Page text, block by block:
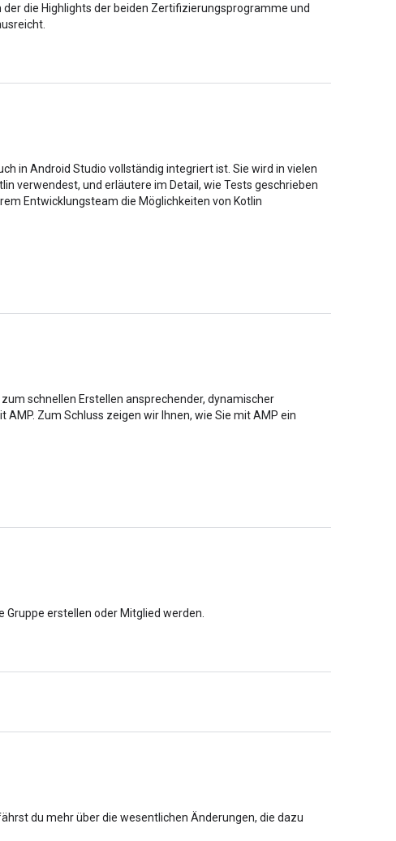
die Highlights der beiden Zertifizierungsprogramme und
in Android Studio vollständig integriert ist. Sie wird in vielen
verwendest, und erläutere im Detail, wie Tests geschrieben
Entwicklungsteam die Möglichkeiten von Kotlin
schnellen Erstellen ansprechender, dynamischer
Zum Schluss zeigen wir Ihnen, wie Sie mit AMP ein
Gruppe erstellen oder Mitglied werden.
du mehr über die wesentlichen Änderungen, die dazu